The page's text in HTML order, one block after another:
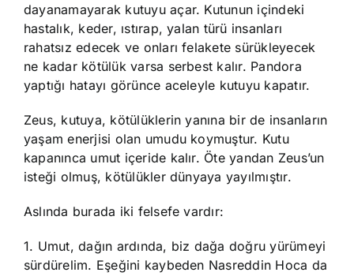
dayanamayarak kutuyu açar. Kutunun içindeki
hastalık, keder, ıstırap, yalan türü insanları
rahatsız edecek ve onları felakete sürükleyecek
ne kadar kötülük varsa serbest kalır. Pandora
yaptığı hatayı görünce aceleyle kutuyu kapatır.
Zeus, kutuya, kötülüklerin yanına bir de insanların
yaşam enerjisi olan umudu koymuştur. Kutu
kapanınca umut içeride kalır. Öte yandan Zeus’un
isteği olmuş, kötülükler dünyaya yayılmıştır.
Aslında burada iki felsefe vardır:
1. Umut, dağın ardında, biz dağa doğru yürümeyi
sürdürelim. Eşeğini kaybeden Nasreddin Hoca da